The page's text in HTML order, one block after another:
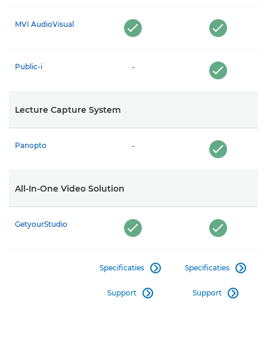
MVI AudioVisual
Public-i -
Lecture Capture System
Panopto -
All-In-One Video Solution
GetyourStudio
Specificaties 
Support 
Specificaties 
Support 